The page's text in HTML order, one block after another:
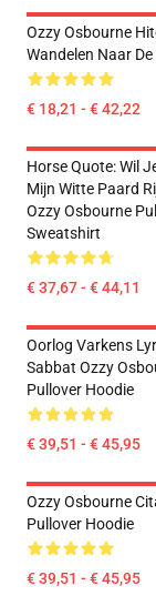
Ozzy Osbourne
Wandelen Naar
€ 18,21 - € 42,22
Horse Quote: Wil
Mijn Witte Paard
Ozzy Osbourne
Sweatshirt
€ 37,67 - € 44,11
Oorlog Varkens
Sabbat Ozzy
Pullover Hoodie
€ 39,51 - € 45,95
Ozzy Osbourne
Pullover Hoodie
€ 39,51 - € 45,95